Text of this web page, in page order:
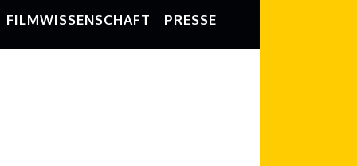
FILMWISSENSCHAFT PRESSE